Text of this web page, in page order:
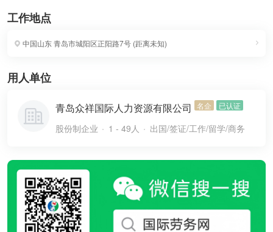
工作地点
中国山东青岛市城阳区正阳路7号 (距离未知)
用人单位
青岛众祥国际人力资源有限公司 名企 已认证
股份制企业 1 - 49人 出国/签证/工作/留学/商务